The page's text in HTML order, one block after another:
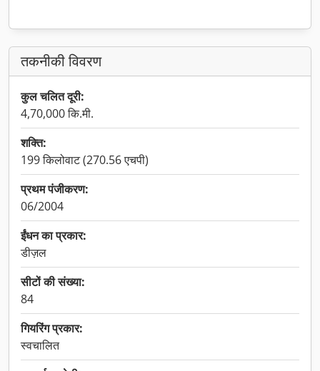
तकनीकी विवरण
कुल चलित दूरी:
4,70,000 कि.मी.
शक्ति:
199 किलोवाट (270.56 एचपी)
प्रथम पंजीकरण:
06/2004
ईंधन का प्रकार:
डीज़ल
सीटों की संख्या:
84
गियरिंग प्रकार:
स्वचालित